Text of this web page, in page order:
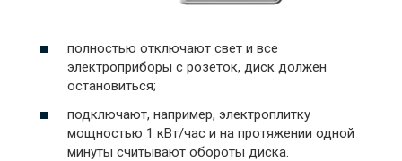
полностью отключают свет и все
электроприборы с розеток, диск должен
остановиться;
подключают, например, электроплитку
мощностью 1 кВт/час и на протяжении одной
минуты считывают обороты диска.